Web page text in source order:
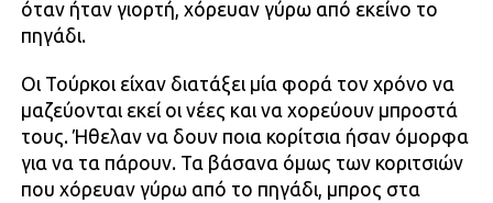
όταν ήταν γιορτή, χόρευαν γύρω από εκείνο το
πηγάδι.
Οι Τούρκοι είχαν διατάξει μία φορά τον χρόνο να
μαζεύονται εκεί οι νέες και να χορεύουν μπροστά
τους. Ήθελαν να δουν ποια κορίτσια ήσαν όμορφα
για να τα πάρουν. Τα βάσανα όμως των κοριτσιών
που χόρευαν γύρω από το πηγάδι, μπρος στα